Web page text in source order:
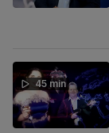
45 min